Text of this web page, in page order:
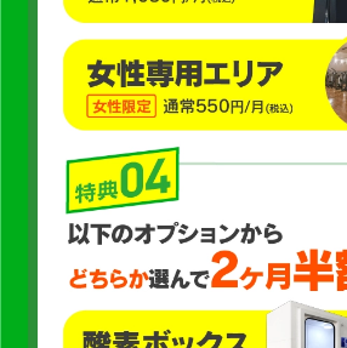
活用および提供のため
・アンケート、モニター、口コミ、利用
ービス改善およびマーケティング施策の
・利用規約、本プライバシーポリシー、
ービスの停止・中止、重要なお知らせ等の
・法令、行政機関、裁判所等からの要請
・その他、上記利用目的に付随する目的
当社は、AIカメラ等により取得した映像
いて、原則として、個人を特定すること
用いたしません。
ただし、事故、トラブル、盗難、迷惑行
反、施設の安全管理上必要な場合、また